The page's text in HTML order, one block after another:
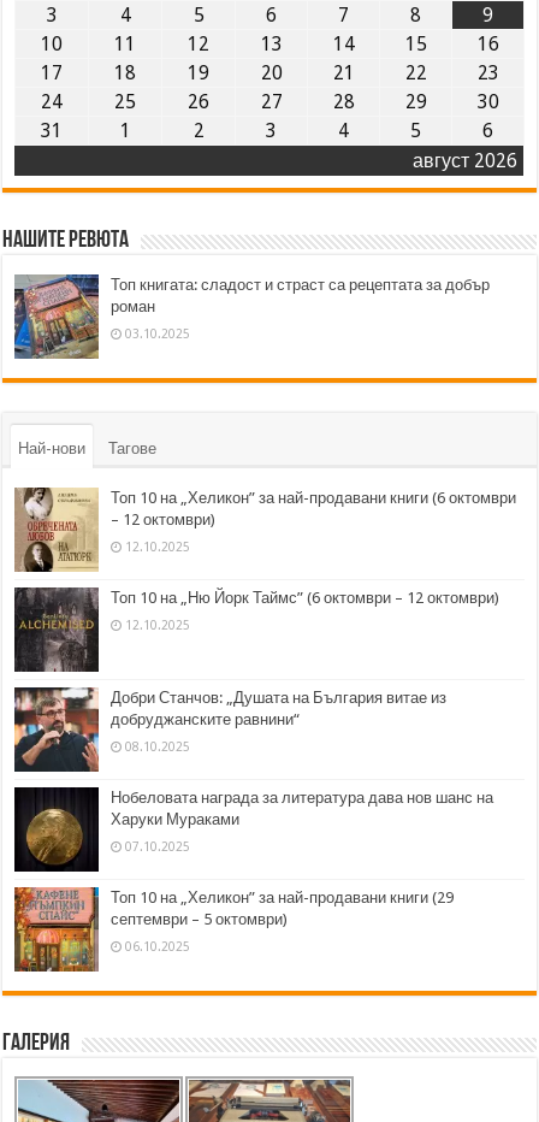
август 2026
3 4 5 6 7 8
9
10
11 12 13 14 15
16
17
18 19 20 21 22
23
24
25 26 27 28 29
30
31
1 2 3 4 5 6
Нашите ревюта
Топ книгата: сладост и страст са рецептата за добър
роман
03.10.2025
Най-нови Тагове
Топ 10 на „Хеликон” за най-продавани книги (6 октомври
– 12 октомври)
12.10.2025
Топ 10 на „Ню Йорк Таймс” (6 октомври – 12 октомври)
12.10.2025
Добри Станчов: „Душата на България витае из
добруджанските равнини“
08.10.2025
Нобеловата награда за литература дава нов шанс на
Харуки Мураками
07.10.2025
Топ 10 на „Хеликон” за най-продавани книги (29
септември – 5 октомври)
06.10.2025
Галерия